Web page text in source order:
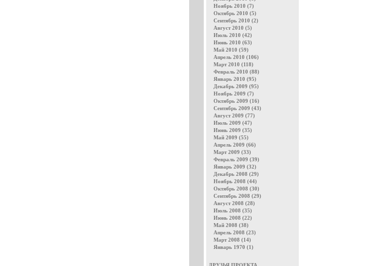
Ноябрь 2010 (7)
Октябрь 2010 (5)
Сентябрь 2010 (2)
Август 2010 (5)
Июль 2010 (42)
Июнь 2010 (63)
Май 2010 (59)
Апрель 2010 (106)
Март 2010 (118)
Февраль 2010 (88)
Январь 2010 (95)
Декабрь 2009 (95)
Ноябрь 2009 (7)
Октябрь 2009 (16)
Сентябрь 2009 (43)
Август 2009 (77)
Июль 2009 (47)
Июнь 2009 (35)
Май 2009 (55)
Апрель 2009 (66)
Март 2009 (33)
Февраль 2009 (39)
Январь 2009 (32)
Декабрь 2008 (29)
Ноябрь 2008 (44)
Октябрь 2008 (30)
Сентябрь 2008 (29)
Август 2008 (28)
Июль 2008 (35)
Июнь 2008 (22)
Май 2008 (38)
Апрель 2008 (23)
Март 2008 (14)
Январь 1970 (1)